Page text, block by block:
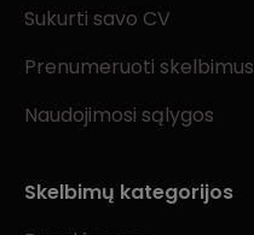
Sukurti savo CV
Prenumeruoti skelbimus
Naudojimosi sąlygos
Skelbimų kategorijos